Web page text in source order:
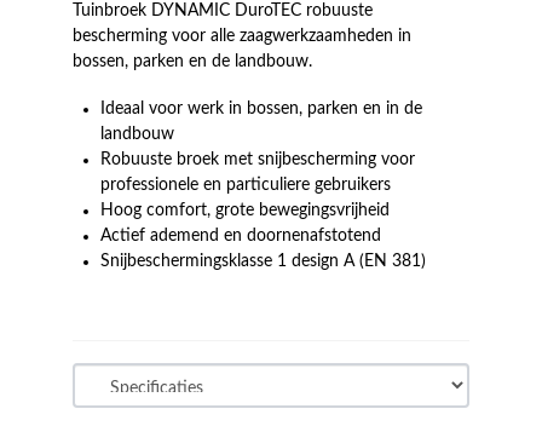
Tuinbroek DYNAMIC DuroTEC robuuste
bescherming voor alle zaagwerkzaamheden in
bossen, parken en de landbouw.
Ideaal voor werk in bossen, parken en in de
landbouw
Robuuste broek met snijbescherming voor
professionele en particuliere gebruikers
Hoog comfort, grote bewegingsvrijheid
Actief ademend en doornenafstotend
Snijbeschermingsklasse 1 design A (EN 381)